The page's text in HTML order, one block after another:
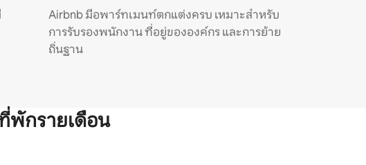
Airbnb มีอพาร์ทเมนท์ตกแต่งครบ เหมาะสำหรับ
การรับรองพนักงาน ที่อยู่ขององค์กร และการย้าย
ถิ่นฐาน
พักรายเดือน